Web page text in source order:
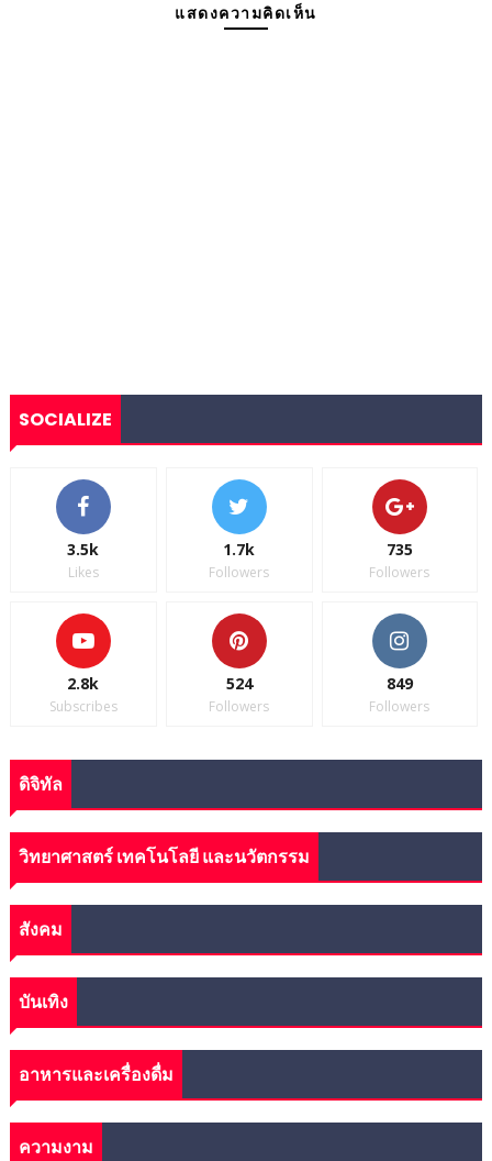
แสดงความคิดเห็น
SOCIALIZE
3.5k
Likes
1.7k
Followers
735
Followers
2.8k
Subscribes
524
Followers
849
Followers
ดิจิทัล
วิทยาศาสตร์ เทคโนโลยี และนวัตกรรม
สังคม
บันเทิง
อาหารและเครื่องดื่ม
ความงาม